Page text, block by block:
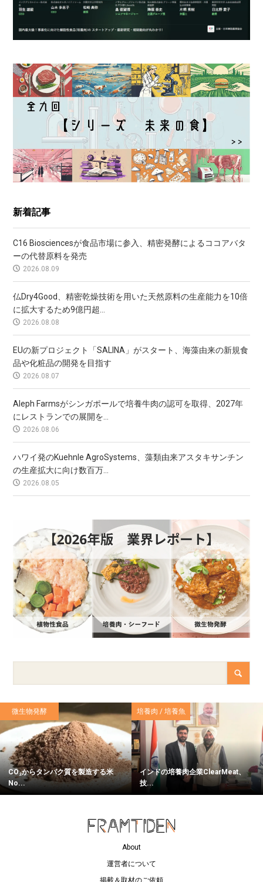
新着記事
C16 Biosciencesが食品市場に参入、精密発酵によるココアバタ
ーの代替原料を発売
2026.08.09
仏Dry4Good、精密乾燥技術を用いた天然原料の生産能力を10倍
に拡大するため9億円超...
2026.08.08
EUの新プロジェクト「SALINA」がスタート、海藻由来の新規食
品や化粧品の開発を目指す
2026.08.07
Aleph Farmsがシンガポールで培養牛肉の認可を取得、2027年
にレストランでの展開を...
2026.08.06
ハワイ発のKuehnle AgroSystems、藻類由来アスタキサンチン
の生産拡大に向け数百万...
2026.08.05
微生物発酵
CO₂からタンパク質を製造する米
No...
培養肉 / 培養魚
インドの培養肉企業ClearMeat、
技...
About
運営者について
掲載＆取材のご依頼